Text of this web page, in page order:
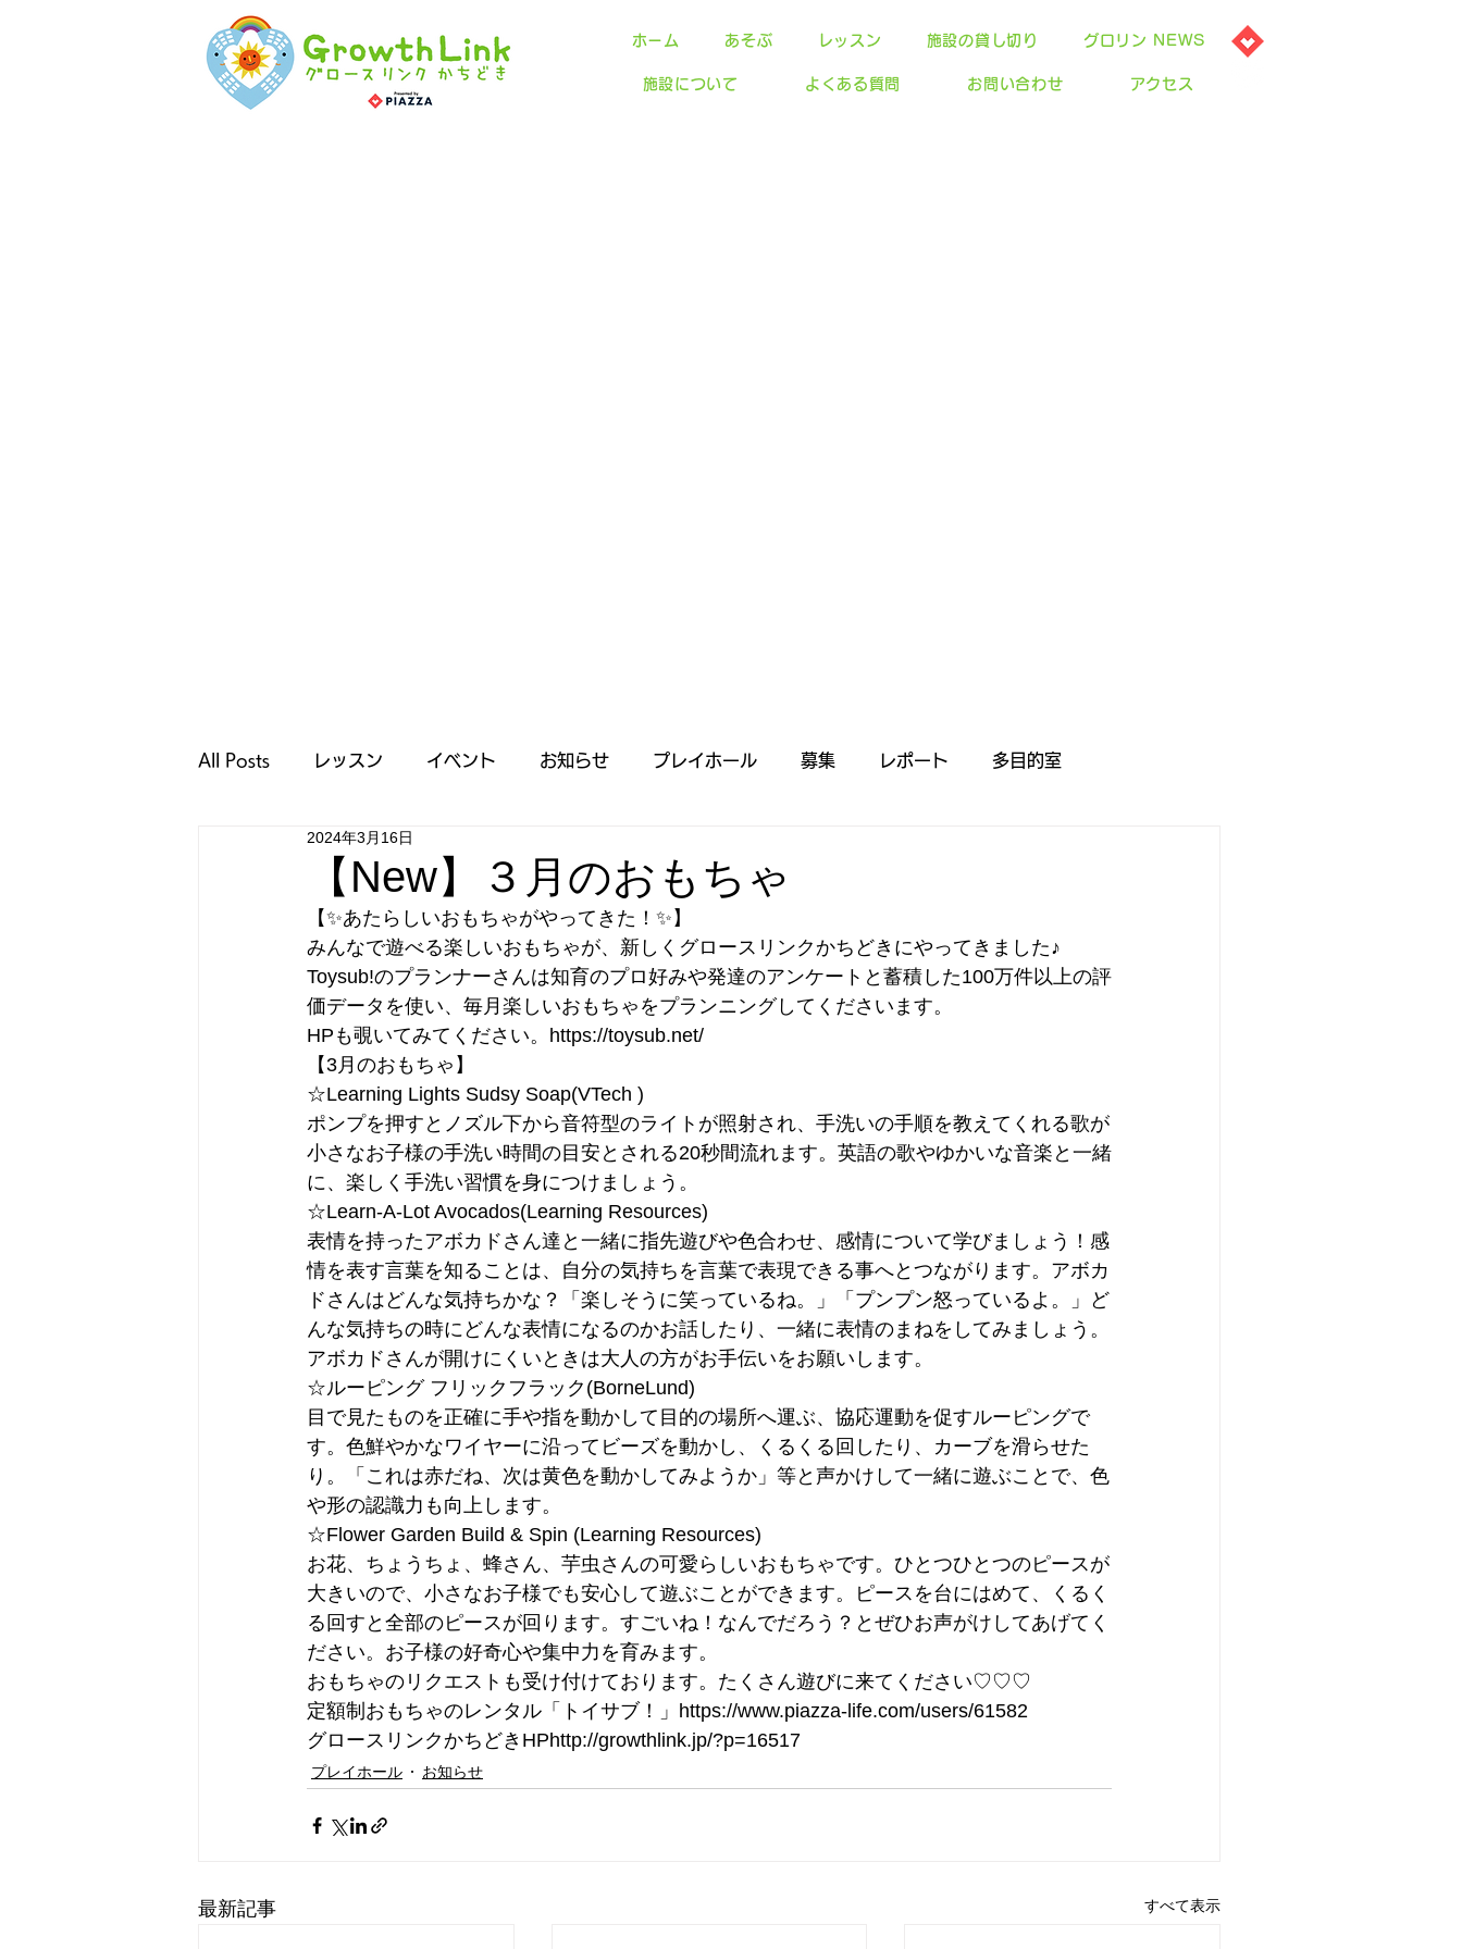
ホーム あそぶ レッスン 施設の貸し切り グロリン NEWS
施設について よくある質問 お問い合わせ アクセス
All Posts レッスン イベント お知らせ プレイホール 募集 レポート 多目的室
キャンペーン おすすめ記事一覧
【New】３月のおもちゃ
2024年3月16日
【✨あたらしいおもちゃがやってきた！✨】
みんなで遊べる楽しいおもちゃが、新しくグロースリンクかちどきにやってきました♪
Toysub!のプランナーさんは知育のプロ好みや発達のアンケートと蓄積した100万件以上の評
価データを使い、毎月楽しいおもちゃをプランニングしてくださいます。
HPも覗いてみてください。https://toysub.net/
【3月のおもちゃ】
☆Learning Lights Sudsy Soap(VTech )
ポンプを押すとノズル下から音符型のライトが照射され、手洗いの手順を教えてくれる歌が
小さなお子様の手洗い時間の目安とされる20秒間流れます。英語の歌やゆかいな音楽と一緒
に、楽しく手洗い習慣を身につけましょう。
☆Learn-A-Lot Avocados(Learning Resources)
表情を持ったアボカドさん達と一緒に指先遊びや色合わせ、感情について学びましょう！感
情を表す言葉を知ることは、自分の気持ちを言葉で表現できる事へとつながります。アボカ
ドさんはどんな気持ちかな？「楽しそうに笑っているね。」「プンプン怒っているよ。」ど
んな気持ちの時にどんな表情になるのかお話したり、一緒に表情のまねをしてみましょう。
アボカドさんが開けにくいときは大人の方がお手伝いをお願いします。
☆ルーピング フリックフラック(BorneLund)
目で見たものを正確に手や指を動かして目的の場所へ運ぶ、協応運動を促すルーピングで
す。色鮮やかなワイヤーに沿ってビーズを動かし、くるくる回したり、カーブを滑らせた
り。「これは赤だね、次は黄色を動かしてみようか」等と声かけして一緒に遊ぶことで、色
や形の認識力も向上します。
☆Flower Garden Build & Spin (Learning Resources)
お花、ちょうちょ、蜂さん、芋虫さんの可愛らしいおもちゃです。ひとつひとつのピースが
大きいので、小さなお子様でも安心して遊ぶことができます。ピースを台にはめて、くるく
る回すと全部のピースが回ります。すごいね！なんでだろう？とぜひお声がけしてあげてく
ださい。お子様の好奇心や集中力を育みます。
おもちゃのリクエストも受け付けております。たくさん遊びに来てください♡♡♡
定額制おもちゃのレンタル「トイサブ！」https://www.piazza-life.com/users/61582
グロースリンクかちどきHPhttp://growthlink.jp/?p=16517
プレイホール お知らせ
最新記事 すべて表示